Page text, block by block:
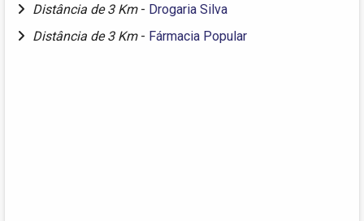
Distância de 3 Km - Drogaria Silva
Distância de 3 Km - Fármacia Popular